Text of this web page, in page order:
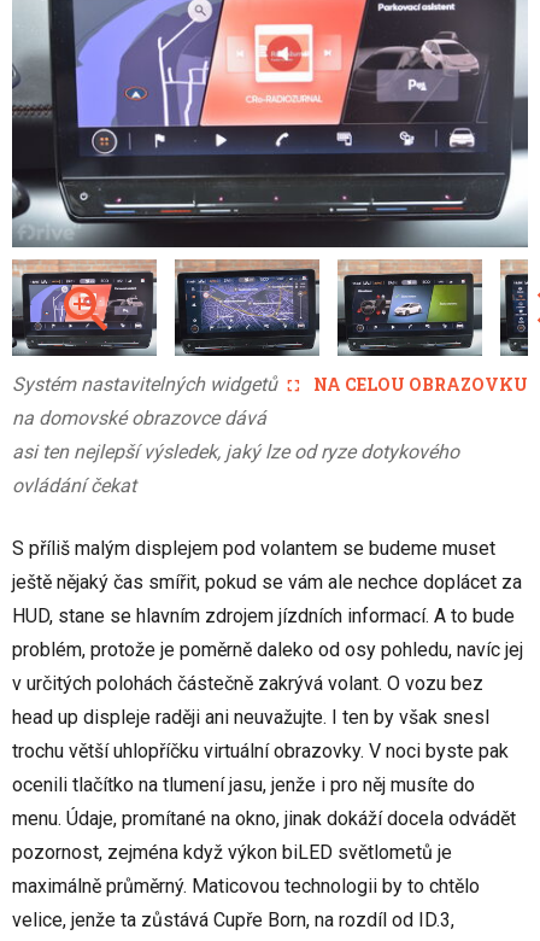
NA CELOU OBRAZOVKU
Systém nastavitelných widgetů
na domovské obrazovce dává
asi ten nejlepší výsledek, jaký lze od ryze dotykového
ovládání čekat
S příliš malým displejem pod volantem se budeme muset
ještě nějaký čas smířit, pokud se vám ale nechce doplácet za
HUD, stane se hlavním zdrojem jízdních informací. A to bude
problém, protože je poměrně daleko od osy pohledu, navíc jej
v určitých polohách částečně zakrývá volant. O vozu bez
head up displeje raději ani neuvažujte. I ten by však snesl
trochu větší uhlopříčku virtuální obrazovky. V noci byste pak
ocenili tlačítko na tlumení jasu, jenže i pro něj musíte do
menu. Údaje, promítané na okno, jinak dokáží docela odvádět
pozornost, zejména když výkon biLED světlometů je
maximálně průměrný. Maticovou technologii by to chtělo
velice, jenže ta zůstává Cupře Born, na rozdíl od ID.3,